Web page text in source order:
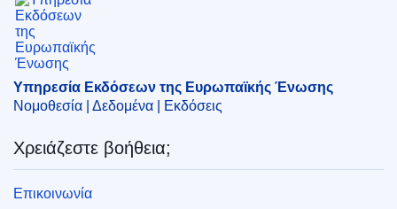
Υπηρεσία Εκδόσεων της Ευρωπαϊκής Ένωσης
Νομοθεσία | Δεδομένα | Εκδόσεις
Χρειάζεστε βοήθεια;
Επικοινωνία